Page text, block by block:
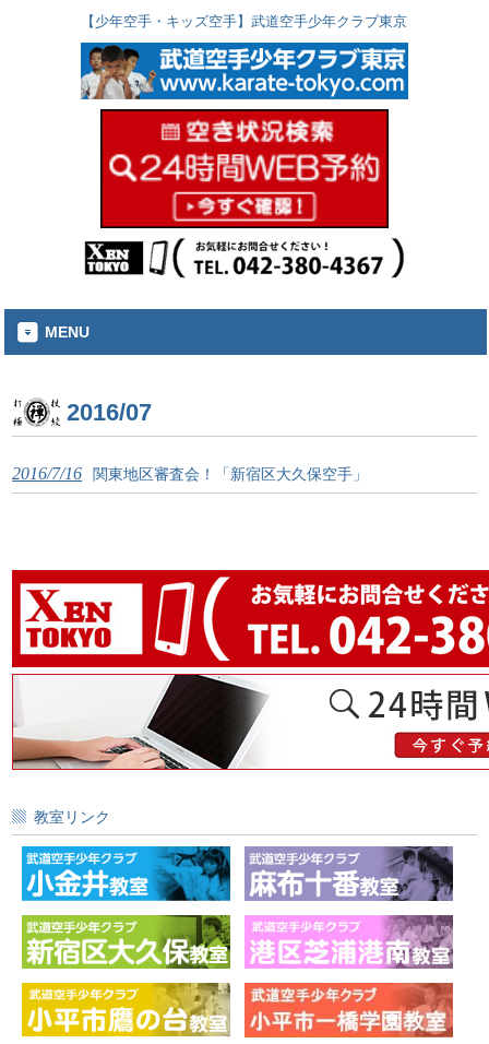
【少年空手・キッズ空手】武道空手少年クラブ東京
MENU
2016/07
2016/7/16 関東地区審査会！「新宿区大久保空手」
教室リンク